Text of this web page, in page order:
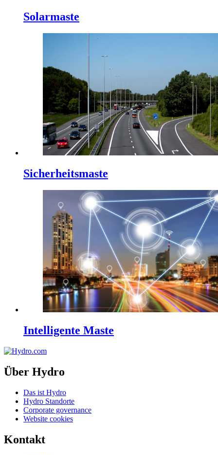
Solarmaste
Sicherheitsmaste
Intelligente Maste
Über Hydro
Das ist Hydro
Hydro Standorte
Corporate governance
Website cookies
Kontakt